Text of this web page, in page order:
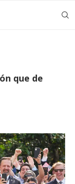
que de